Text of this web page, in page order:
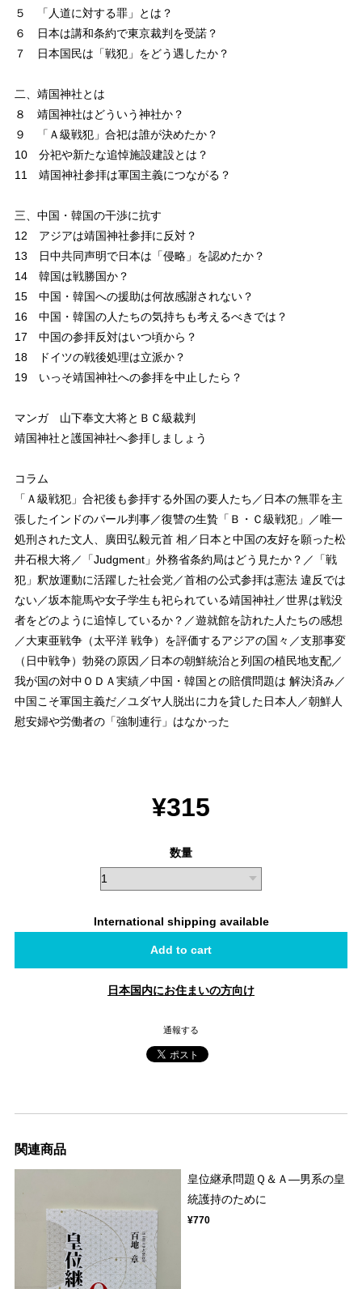
５ 「人道に対する罪」とは？
６ 日本は講和条約で東京裁判を受諾？
７ 日本国民は「戦犯」をどう遇したか？
二、靖国神社とは
８ 靖国神社はどういう神社か？
９ 「Ａ級戦犯」合祀は誰が決めたか？
10 分祀や新たな追悼施設建設とは？
11 靖国神社参拝は軍国主義につながる？
三、中国・韓国の干渉に抗す
12 アジアは靖国神社参拝に反対？
13 日中共同声明で日本は「侵略」を認めたか？
14 韓国は戦勝国か？
15 中国・韓国への援助は何故感謝されない？
16 中国・韓国の人たちの気持ちも考えるべきでは？
17 中国の参拝反対はいつ頃から？
18 ドイツの戦後処理は立派か？
19 いっそ靖国神社への参拝を中止したら？
マンガ 山下奉文大将とＢＣ級裁判
靖国神社と護国神社へ参拝しましょう
コラム
「Ａ級戦犯」合祀後も参拝する外国の要人たち／日本の無罪を主
張したインドのパール判事／復讐の生贄「Ｂ・Ｃ級戦犯」／唯一
処刑された文人、廣田弘毅元首 相／日本と中国の友好を願った松
井石根大将／「Judgment」外務省条約局はどう見たか？／「戦
犯」釈放運動に活躍した社会党／首相の公式参拝は憲法 違反では
ない／坂本龍馬や女子学生も祀られている靖国神社／世界は戦没
者をどのように追悼しているか？／遊就館を訪れた人たちの感想
／大東亜戦争（太平洋 戦争）を評価するアジアの国々／支那事変
（日中戦争）勃発の原因／日本の朝鮮統治と列国の植民地支配／
我が国の対中ＯＤＡ実績／中国・韓国との賠償問題は 解決済み／
中国こそ軍国主義だ／ユダヤ人脱出に力を貸した日本人／朝鮮人
慰安婦や労働者の「強制連行」はなかった
¥315
数量
International shipping available
Add to cart
日本国内にお住まいの方向け
通報する
関連商品
皇位継承問題Ｑ＆Ａ―男系の皇
統護持のために
¥770